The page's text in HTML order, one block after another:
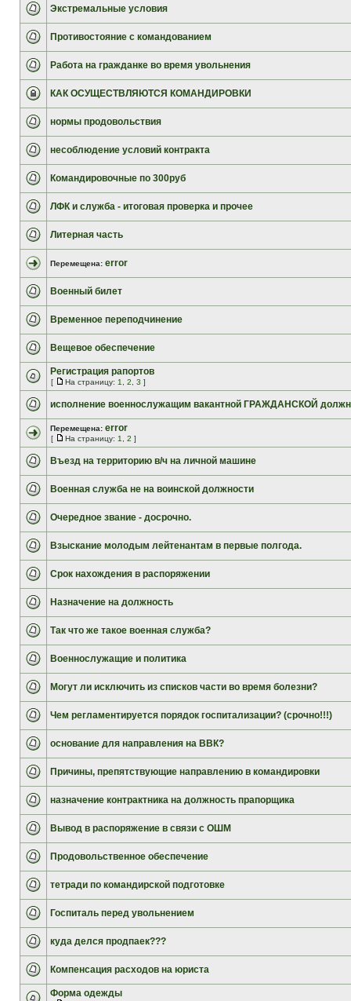
Экстремальные условия
Противостояние с командованием
Работа на гражданке во время увольнения
КАК ОСУЩЕСТВЛЯЮТСЯ КОМАНДИРОВКИ
нормы продовольствия
несоблюдение условий контракта
Командировочные по 300руб
ЛФК и служба - итоговая проверка и прочее
Литерная часть
Перемещена: error
Военный билет
Временное переподчинение
Вещевое обеспечение
Регистрация рапортов
[ На страницу: 1 2 3 ]
исполнение военнослужащим вакантной ГРАЖДАНСКОЙ
Перемещена: error
[ На страницу: 1 2 ]
Въезд на территорию в/ч на личной машине
Военная служба не на воинской должности
Очередное звание - досрочно.
Взыскание молодым лейтенантам в первые полгода.
Срок нахождения в распоряжении
Назначение на должность
Так что же такое военная служба?
Военнослужащие и политика
Могут ли исключить из списков части во время болезни?
Чем регламентируется порядок госпитализации? (срочно!!!)
основание для направления на ВВК?
Причины, препятствующие направлению в командировки
назначение контрактника на должность прапорщика
Вывод в распоряжение в связи с ОШМ
Продовольственное обеспечение
тетради по командирской подготовке
Госпиталь перед увольнением
куда делся продпаек???
Компенсация расходов на юриста
Форма одежды